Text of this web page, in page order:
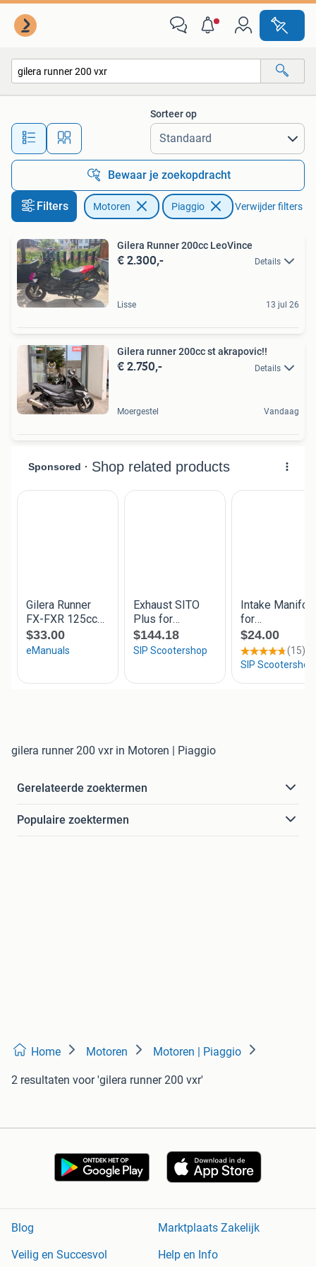
Alle afstanden…
Sorteer op
Bewaar je zoekopdracht
Filters Motoren Piaggio Verwijder filters
Gilera Runner 200cc LeoVince
€ 2.300,- Details
Lisse 13 jul 26
Gilera runner 200cc st akrapovic!!
€ 2.750,- Details
Moergestel Vandaag
gilera runner 200 vxr in Motoren | Piaggio
Gerelateerde zoektermen
Populaire zoektermen
Home Motoren Motoren | Piaggio
2 resultaten voor 'gilera runner 200 vxr'
Blog
Marktplaats Zakelijk
Veilig en Succesvol
Help en Info